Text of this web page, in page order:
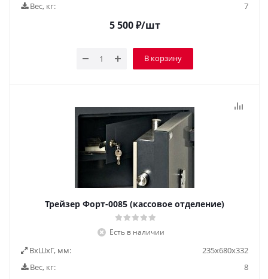
Вес, кг:
7
5 500₽/шт
В корзину
Трейзер Форт-0085 (кассовое отделение)
Есть в наличии
ВxШxГ, мм:
235х680х332
Вес, кг:
8